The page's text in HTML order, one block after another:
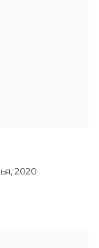
, 2020